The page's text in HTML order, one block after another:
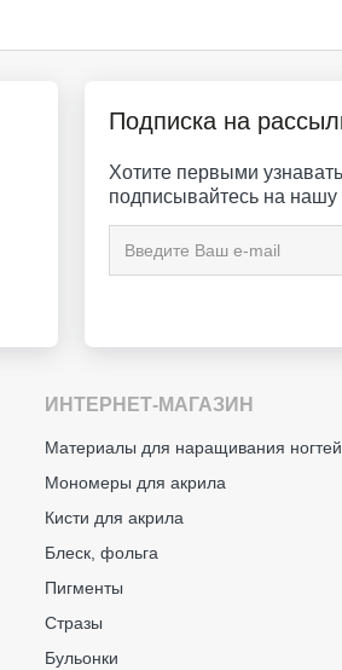
Подписка на
Хотите первыми
подписывайтесь на нашу
ИНТЕРНЕТ-МАГАЗИН
Материалы для наращивания ногтей
Мономеры для акрила
Кисти для акрила
Блеск, фольга
Пигменты
Стразы
Бульонки